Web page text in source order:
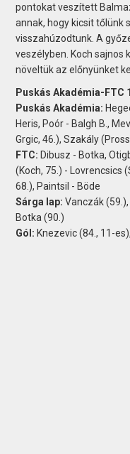
pontokat veszített
annak, hogy kicsit tőlünk
visszahúzodtunk. A
veszélyben. Koch sajnos
növeltük az előnyünket
Puskás Akadémia-FTC
Puskás Akadémia:
Heris, Poór - Balgh B.,
Grgic, 46.), Szakály
FTC: Dibusz - Botka,
(Koch, 75.) - Lovrencsics
68.), Paintsil - Böde
Sárga lap: Vanczák
Botka (90.)
Gól: Knezevic (84., 11-